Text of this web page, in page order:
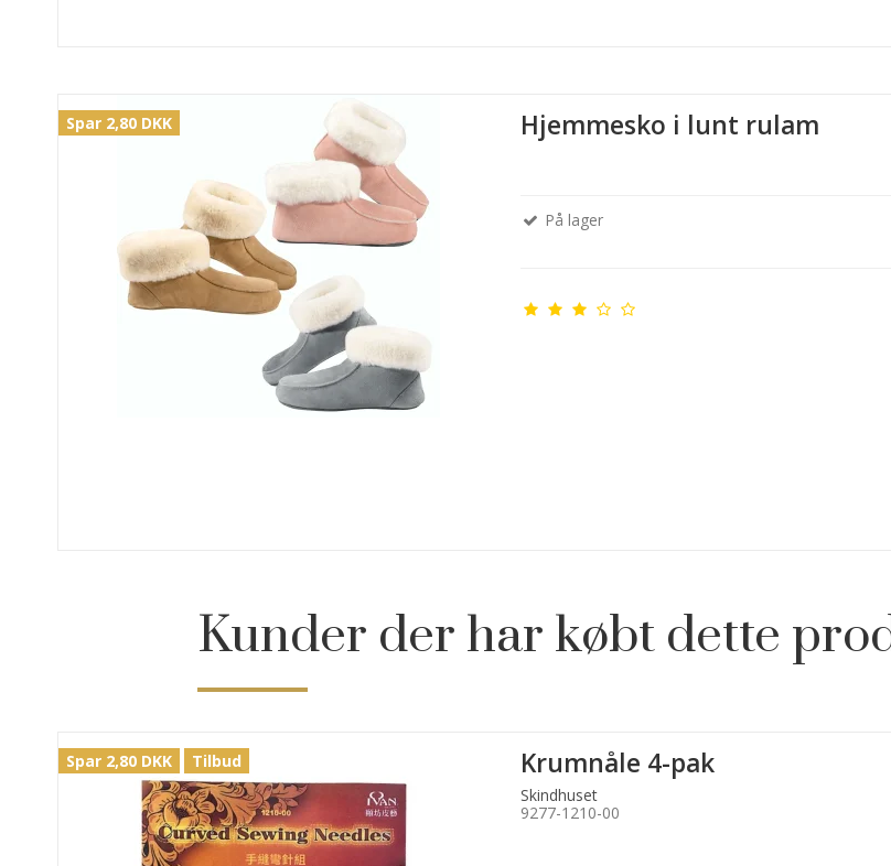
Spar 2,80 DKK Hjemmesko i lunt rulam
På lager
Kunder der har købt dette
Spar 2,80 DKK Tilbud Krumnåle 4-pak
Skindhuset
9277-1210-00